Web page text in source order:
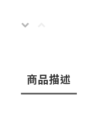
商品描述